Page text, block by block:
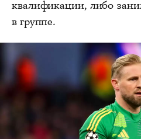
квалификации, либо
в группе.